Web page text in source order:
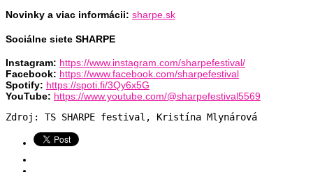
Novinky a viac informácii: sharpe.sk
Sociálne siete SHARPE
Instagram: https://www.instagram.com/sharpefestival/
Facebook: https://www.facebook.com/sharpefestival
Spotify: https://spoti.fi/3Qy6x5G
YouTube: https://www.youtube.com/@sharpefestival5569
Zdroj: TS SHARPE festival, Kristína Mlynárová